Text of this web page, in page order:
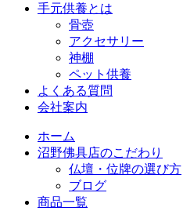
手元供養とは
骨壺
アクセサリー
神棚
ペット供養
よくある質問
会社案内
ホーム
沼野佛具店のこだわり
仏壇・位牌の選び方
ブログ
商品一覧